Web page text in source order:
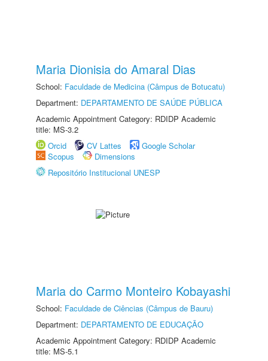
Maria Dionisia do Amaral Dias
School: Faculdade de Medicina (Câmpus de Botucatu)
Department: DEPARTAMENTO DE SAÚDE PÚBLICA
Academic Appointment Category: RDIDP Academic
title: MS-3.2
Orcid
CV Lattes
Google Scholar
Scopus
Dimensions
Repositório Institucional UNESP
Maria do Carmo Monteiro Kobayashi
School: Faculdade de Ciências (Câmpus de Bauru)
Department: DEPARTAMENTO DE EDUCAÇÃO
Academic Appointment Category: RDIDP Academic
title: MS-5.1